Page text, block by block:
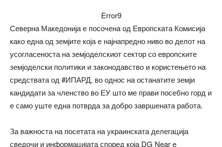
Error9
Северна Македонија е посочена од Европската Комисија
како една од земјите која е најнапредно ниво во делот на
усогласеноста на земјоделскиот сектор со европските
земјоделски политики и законодавство и користењето на
средствата од #ИПАРД, во однос на останатите земји
кандидати за членство во ЕУ што ме прави посебно горд и
е само уште една потврда за добро завршената работа.
За важноста на посетата на украинската делегација
сведочи и информацијата според која DG Near е